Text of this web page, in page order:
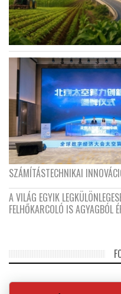
SZÁMÍTÁSTECHNIKAI
A VILÁG EGYIK
FELHŐKARCOLÓ IS AGYAGBÓL